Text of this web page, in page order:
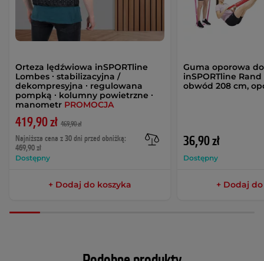
Orteza lędźwiowa inSPORTline
Lombes ∙ stabilizacyjna /
dekompresyjna ∙ regulowana
pompką ∙ kolumny powietrzne ∙
manometr PROMOCJA
419,90 zł 469,90 zł
Najniższa cena z 30 dni przed obniżką:
469,90 zł
Dostępny
+ Dodaj do koszyka
Guma oporowa
inSPORTline
obwód 208 cm,
36,90 zł
Dostępny
+ Dodaj